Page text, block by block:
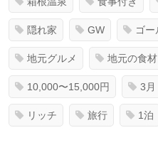
隠れ家 GW ゴー
地元グルメ 地元の食材
10,000〜15,000円 3月
リッチ 旅行 1泊